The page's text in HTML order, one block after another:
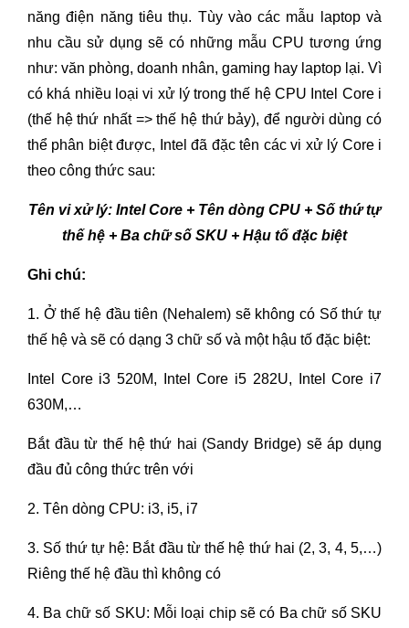
năng điện năng tiêu thụ. Tùy vào các mẫu laptop và
nhu cầu sử dụng sẽ có những mẫu CPU tương ứng
như: văn phòng, doanh nhân, gaming hay laptop lại. Vì
có khá nhiều loại vi xử lý trong thế hệ CPU Intel Core i
(thế hệ thứ nhất => thế hệ thứ bảy), để người dùng có
thể phân biệt được, Intel đã đặc tên các vi xử lý Core i
theo công thức sau:
Tên vi xử lý: Intel Core + Tên dòng CPU + Số thứ tự
thế hệ + Ba chữ số SKU + Hậu tố đặc biệt
Ghi chú:
1. Ở thế hệ đầu tiên (Nehalem) sẽ không có Số thứ tự
thế hệ và sẽ có dạng 3 chữ số và một hậu tố đặc biệt:
Intel Core i3 520M, Intel Core i5 282U, Intel Core i7
630M,…
Bắt đầu từ thế hệ thứ hai (Sandy Bridge) sẽ áp dụng
đầu đủ công thức trên với
2. Tên dòng CPU: i3, i5, i7
3. Số thứ tự hệ: Bắt đầu từ thế hệ thứ hai (2, 3, 4, 5,…)
Riêng thế hệ đầu thì không có
4. Ba chữ số SKU: Mỗi loại chip sẽ có Ba chữ số SKU